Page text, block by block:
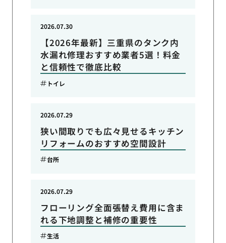
【2026年最新】三重県のタンク内
水漏れ修理おすすめ業者5選！料金
と信頼性で徹底比較
2026.07.30
トイレ
狭い間取りでも広々見せるキッチン
リフォームのおすすめ空間設計
2026.07.29
台所
フローリング全面張替え費用に含ま
れる下地調整と補修の重要性
2026.07.29
生活